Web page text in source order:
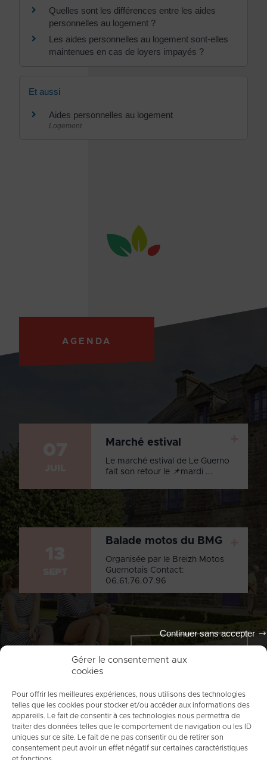
Gérer le consentement aux
cookies
Pour offrir les meilleures expériences, nous utilisons des technologies
telles que les cookies pour stocker et/ou accéder aux informations des
appareils. Le fait de consentir à ces technologies nous permettra de
traiter des données telles que le comportement de navigation ou les ID
uniques sur ce site. Le fait de ne pas consentir ou de retirer son
consentement peut avoir un effet négatif sur certaines caractéristiques
Continuer sans accepter
Quelles sont les différences entre les aides
personnelles au logement ?
Les aides personnelles au logement sont-elles
maintenues en cas de loyers impayés ?
Et aussi
Aides personnelles au logement
Logement
AGENDA
Marché estival
Le marché estival de Le Guerno
fait son retour le 📌mardi ...
Balade motos du BMG
Organisée par le Breizh Motos
Guernotais Contact:
06.61.76.07.96